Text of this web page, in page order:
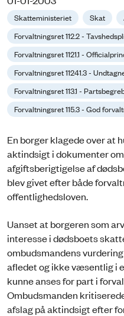
Skatteministeriet Skat
Forvaltningsret 112.2 -
Forvaltningsret 1121.1 -
Forvaltningsret 11241.3 -
Forvaltningsret 113.1 -
Forvaltningsret 115.3 - God
En borger klagede over at
aktindsigt i dokumenter
afgiftsberigtigelse af
blev givet efter både
offentlighedsloven.
Uanset at borgeren som
interesse i dødsboets
ombudsmandens
afledet og ikke væsentlig i
kunne anses for part i
Ombudsmanden
afslag på aktindsigt efter